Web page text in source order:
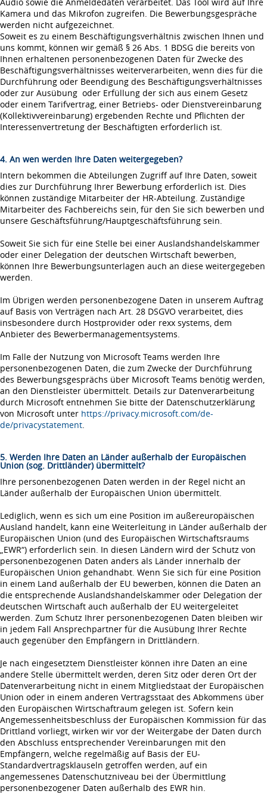
Kamera und das Mikrofon zugreifen. Die Bewerbungsgespräche
werden nicht aufgezeichnet.
Soweit es zu einem Beschäftigungsverhältnis zwischen Ihnen und
uns kommt, können wir gemäß § 26 Abs. 1 BDSG die bereits von
Ihnen erhaltenen personenbezogenen Daten für Zwecke des
Beschäftigungsverhältnisses weiterverarbeiten, wenn dies für die
Durchführung oder Beendigung des Beschäftigungsverhältnisses
oder zur Ausübung oder Erfüllung der sich aus einem Gesetz
oder einem Tarifvertrag, einer Betriebs- oder Dienstvereinbarung
(Kollektivvereinbarung) ergebenden Rechte und Pflichten der
Interessenvertretung der Beschäftigten erforderlich ist.
4. An wen werden Ihre Daten weitergegeben?
Intern bekommen die Abteilungen Zugriff auf Ihre Daten, soweit
dies zur Durchführung Ihrer Bewerbung erforderlich ist. Dies
können zuständige Mitarbeiter der HR-Abteilung. Zuständige
Mitarbeiter des Fachbereichs sein, für den Sie sich bewerben und
unsere Geschäftsführung/Hauptgeschäftsführung sein.
Soweit Sie sich für eine Stelle bei einer Auslandshandelskammer
oder einer Delegation der deutschen Wirtschaft bewerben,
können Ihre Bewerbungsunterlagen auch an diese weitergegeben
werden.
Im Übrigen werden personenbezogene Daten in unserem Auftrag
auf Basis von Verträgen nach Art. 28 DSGVO verarbeitet, dies
insbesondere durch Hostprovider oder rexx systems, dem
Anbieter des Bewerbermanagementsystems.
Im Falle der Nutzung von Microsoft Teams werden Ihre
personenbezogenen Daten, die zum Zwecke der Durchführung
des Bewerbungsgesprächs über Microsoft Teams benötig werden,
an den Dienstleister übermittelt. Details zur Datenverarbeitung
durch Microsoft entnehmen Sie bitte der Datenschutzerklärung
von Microsoft unter https://privacy.microsoft.com/de-
de/privacystatement.
5. Werden Ihre Daten an Länder außerhalb der Europäischen
Union (sog. Drittländer) übermittelt?
Ihre personenbezogenen Daten werden in der Regel nicht an
Länder außerhalb der Europäischen Union übermittelt.
Lediglich, wenn es sich um eine Position im außereuropäischen
Ausland handelt, kann eine Weiterleitung in Länder außerhalb der
Europäischen Union (und des Europäischen Wirtschaftsraums
„EWR“) erforderlich sein. In diesen Ländern wird der Schutz von
personenbezogenen Daten anders als Länder innerhalb der
Europäischen Union gehandhabt. Wenn Sie sich für eine Position
in einem Land außerhalb der EU bewerben, können die Daten an
die entsprechende Auslandshandelskammer oder Delegation der
deutschen Wirtschaft auch außerhalb der EU weitergeleitet
werden. Zum Schutz Ihrer personenbezogenen Daten bleiben wir
in jedem Fall Ansprechpartner für die Ausübung Ihrer Rechte
auch gegenüber den Empfängern in Drittländern.
Je nach eingesetztem Dienstleister können ihre Daten an eine
andere Stelle übermittelt werden, deren Sitz oder deren Ort der
Datenverarbeitung nicht in einem Mitgliedstaat der Europäischen
Union oder in einem anderen Vertragsstaat des Abkommens über
den Europäischen Wirtschaftraum gelegen ist. Sofern kein
Angemessenheitsbeschluss der Europäischen Kommission für das
Drittland vorliegt, wirken wir vor der Weitergabe der Daten durch
den Abschluss entsprechender Vereinbarungen mit den
Empfängern, welche regelmäßig auf Basis der EU-
Standardvertragsklauseln getroffen werden, auf ein
angemessenes Datenschutzniveau bei der Übermittlung
personenbezogener Daten außerhalb des EWR hin.